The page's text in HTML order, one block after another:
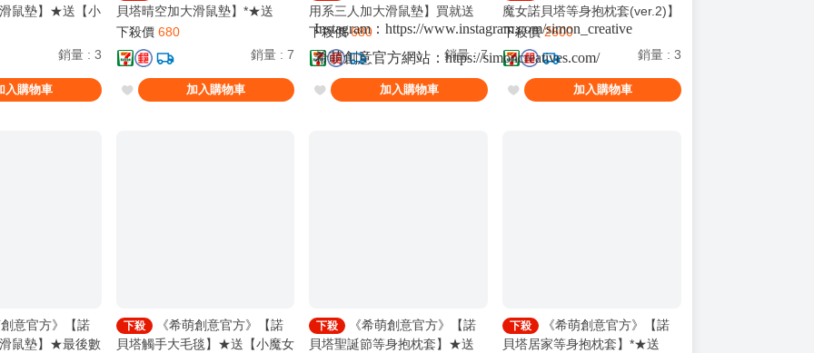
Instagram：https://www.instagram.com/simon_creative
希萌創意官方網站：https://simoncreatives.com/
鼠墊】★送【小
銷量 : 3
入購物車
貝塔晴空加大滑鼠墊】*★送
【貼圖吊飾】3款隨機一款
下殺價 680
銷量 : 7
加入購物車
用系三人加大滑鼠墊】買就送
【食用系少女撲克牌】
下殺價 680
銷量 : 7
加入購物車
魔女諾貝塔等身抱枕套(ver.2)】
*送【諾貝塔SKIN立牌】2款隨
機一款
下殺價 2600
銷量 : 3
加入購物車
意官方》【諾
鼠墊】★最後數
下殺 《希萌創意官方》【諾
貝塔觸手大毛毯】★送【小魔女
下殺
《希萌創意官方》【諾
貝塔聖誕節等身抱枕套】★送
下殺
《希萌創意官方》【諾
貝塔居家等身抱枕套】*★送